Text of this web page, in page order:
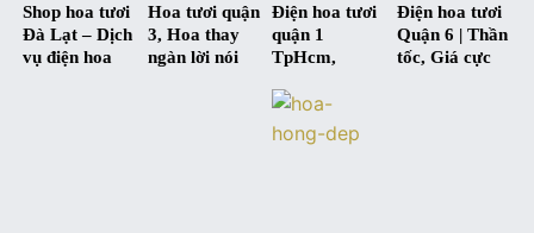
Shop hoa tươi
Đà Lạt – Dịch
vụ điện hoa
Hoa tươi quận
3, Hoa thay
ngàn lời nói
Điện hoa tươi
quận 1
TpHcm,
lượng – tiết
kiệm
Điện hoa tươi
Quận 6 | Thần
tốc, Giá cực